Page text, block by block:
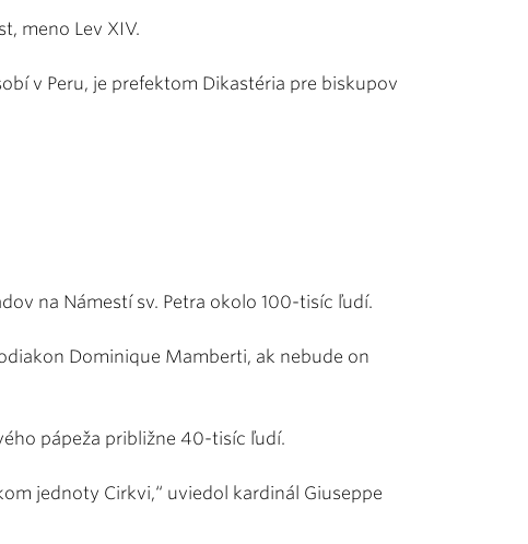
meno Lev XIV.
v Peru, je prefektom Dikastéria pre biskupov
na Námestí sv. Petra okolo 100-tisíc ľudí.
Dominique Mamberti, ak nebude on
pápeža približne 40-tisíc ľudí.
jednoty Cirkvi,“ uviedol kardinál Giuseppe